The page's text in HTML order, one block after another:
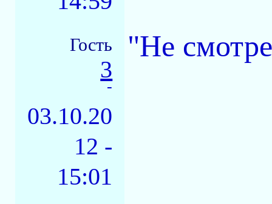
Гость
3
-
03.10.20
12 -
15:01
"Не